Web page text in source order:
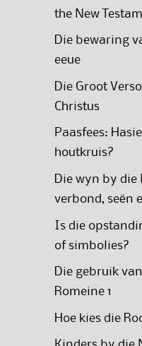
the New
Die bewaring
eeue
Die Groot
Christus
Paasfees:
houtkruis?
Die wyn by
verbond, seën
Is die
of simbolies?
Die gebruik
Romeine 1
Hoe kies die